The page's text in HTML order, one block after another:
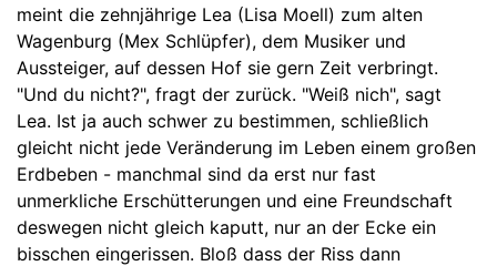
meint die zehnjährige Lea (Lisa Moell) zum alten
Wagenburg (Mex Schlüpfer), dem Musiker und
Aussteiger, auf dessen Hof sie gern Zeit verbringt.
"Und du nicht?", fragt der zurück. "Weiß nich", sagt
Lea. Ist ja auch schwer zu bestimmen, schließlich
gleicht nicht jede Veränderung im Leben einem großen
Erdbeben - manchmal sind da erst nur fast
unmerkliche Erschütterungen und eine Freundschaft
deswegen nicht gleich kaputt, nur an der Ecke ein
bisschen eingerissen. Bloß dass der Riss dann